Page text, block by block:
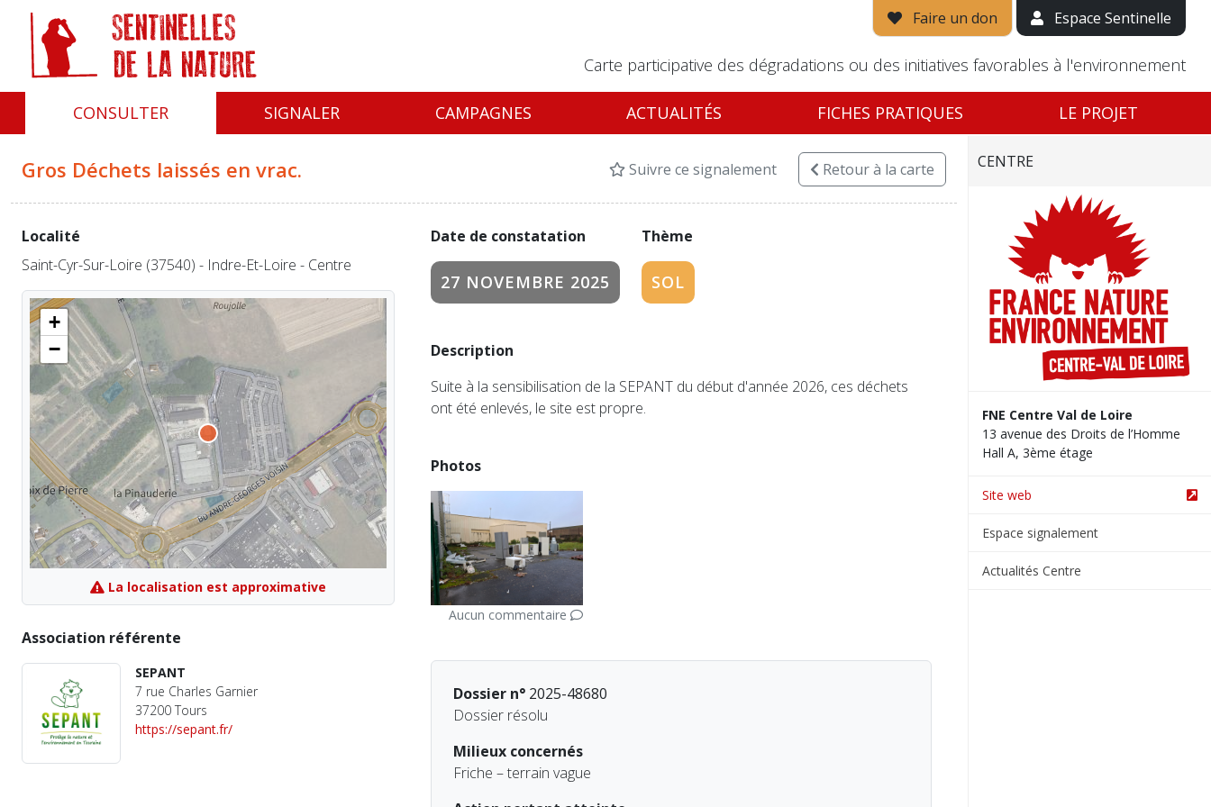
Faire un don Espace Sentinelle
Carte participative des dégradations ou des initiatives favorables à l'environnement
CONSULTER SIGNALER CAMPAGNES ACTUALITÉS FICHES PRATIQUES LE PROJET
Gros Déchets laissés en vrac. Suivre ce signalement Retourà la carte
Date de constatation
27 NOVEMBRE 2025
Thème
SOL
Description
Suite à la sensibilisation de la SEPANT du début d'année 2026, ces déchets
ont été enlevés, le site est propre.
Photos
Aucun commentaire
Dossier n°2025-48680
Dossier résolu
Milieux concernés
Friche – terrain vague
Localité
Saint-Cyr-Sur-Loire (37540) - Indre-Et-Loire - Centre
+
−
La localisation est approximative
Association référente
SEPANT
7 rue Charles Garnier
37200 Tours
https://sepant.fr/
CENTRE
FNE Centre Val de Loire
13 avenue des Droits de l’Homme
Hall A, 3ème étage
Site web
Espace signalement
Actualités Centre
Panneau de gestion des cookies